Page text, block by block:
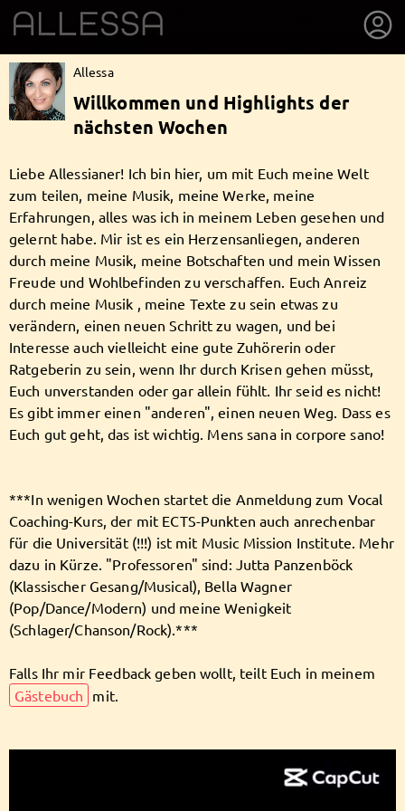
getnext to Allessa
About Posts Guestbook Shop
Allessa
Willkommen und Highlights der
nächsten Wochen
Liebe Allessianer! Ich bin hier, um mit Euch meine Welt
zum teilen, meine Musik, meine Werke, meine
Erfahrungen, alles was ich in meinem Leben gesehen und
gelernt habe. Mir ist es ein Herzensanliegen, anderen
durch meine Musik, meine Botschaften und mein Wissen
Freude und Wohlbefinden zu verschaffen. Euch Anreiz
durch meine Musik , meine Texte zu sein etwas zu
verändern, einen neuen Schritt zu wagen, und bei
Interesse auch vielleicht eine gute Zuhörerin oder
Ratgeberin zu sein, wenn Ihr durch Krisen gehen müsst,
Euch unverstanden oder gar allein fühlt. Ihr seid es nicht!
Es gibt immer einen "anderen", einen neuen Weg. Dass es
Euch gut geht, das ist wichtig. Mens sana in corpore sano!
***In wenigen Wochen startet die Anmeldung zum Vocal
Coaching-Kurs, der mit ECTS-Punkten auch anrechenbar
für die Universität (!!!) ist mit Music Mission Institute. Mehr
dazu in Kürze. "Professoren" sind: Jutta Panzenböck
(Klassischer Gesang/Musical), Bella Wagner
(Pop/Dance/Modern) und meine Wenigkeit
(Schlager/Chanson/Rock).***
Falls Ihr mir Feedback geben wollt, teilt Euch in meinem
Gästebuch mit.
FollowAllessa
immediately